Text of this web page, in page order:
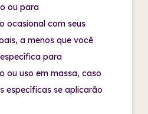
ou para
ocasional com seus
a menos que você
para
ou uso em massa, caso
específicas se aplicarão